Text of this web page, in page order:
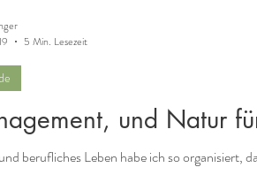
und Natur
berufliches Leben habe ich so organisiert,
5 Min. Lesezeit